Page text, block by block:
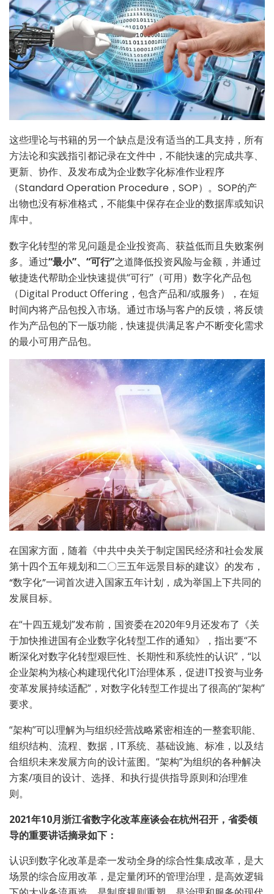
这些理论与书籍的另一个缺点是没有适当的工具支持，所有
方法论和实践指引都记录在文件中，不能快速的完成共享、
更新、协作、及发布成为企业数字化标准作业程序
（Standard Operation Procedure，SOP）。SOP的产
出物也没有标准格式，不能集中保存在企业的数据库或知识
库中。
数字化转型的常见问题是企业投资高、获益低而且失败案例
多。通过“最小”、“可行”之道降低投资风险与金额，并通过
敏捷迭代帮助企业快速提供“可行”（可用）数字化产品包
（Digital Product Offering，包含产品和/或服务），在短
时间内将产品包投入市场。通过市场与客户的反馈，将反馈
作为产品包的下一版功能，快速提供满足客户不断变化需求
的最小可用产品包。
在国家方面，随着《中共中央关于制定国民经济和社会发展
第十四个五年规划和二〇三五年远景目标的建议》的发布，
“数字化”一词首次进入国家五年计划，成为举国上下共同的
发展目标。
在“十四五规划”发布前，国资委在2020年9月还发布了《关
于加快推进国有企业数字化转型工作的通知》，指出要“不
断深化对数字化转型艰巨性、长期性和系统性的认识”，“以
企业架构为核心构建现代化IT治理体系，促进IT投资与业务
变革发展持续适配”，对数字化转型工作提出了很高的“架构”
要求。
“架构”可以理解为与组织经营战略紧密相连的一整套职能、
组织结构、流程、数据，IT系统、基础设施、标准，以及结
合组织未来发展方向的设计蓝图。“架构”为组织的各种解决
方案/项目的设计、选择、和执行提供指导原则和治理准
则。
2021年10月浙江省数字化改革座谈会在杭州召开，省委领
导的重要讲话摘录如下：
认识到数字化改革是牵一发动全身的综合性集成改革，是大
场景的综合应用改革，是定量闭环的管理治理，是高效逻辑